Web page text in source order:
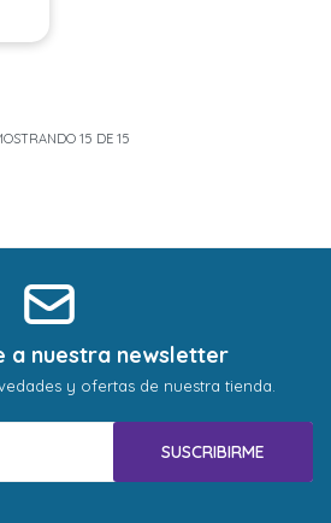
15 DE 15
a nuestra newsletter
y ofertas de nuestra tienda.
SUSCRIBIRME